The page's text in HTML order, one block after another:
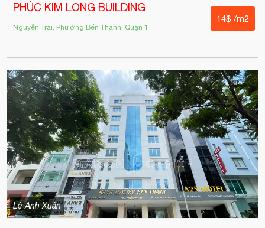
PHÚC KIM LONG BUILDING
Nguyễn Trãi, Phường Bến Thành, Quận 1
14$ /m2
Lê Anh Xuân